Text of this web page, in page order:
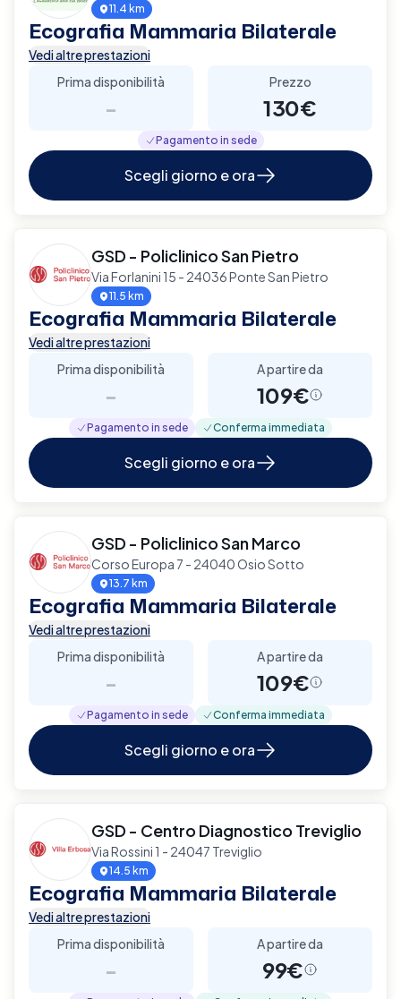
11.4 km
Ecografia Mammaria Bilaterale
Vedi altre prestazioni
Prima disponibilità
-
Prezzo
130€
Pagamento in sede
Scegli giorno e ora
GSD - Policlinico San Pietro
Via Forlanini 15 - 24036 Ponte San Pietro
11.5 km
Ecografia Mammaria Bilaterale
Vedi altre prestazioni
Prima disponibilità
-
A partire da
109€
Pagamento in sede Conferma immediata
Scegli giorno e ora
GSD - Policlinico San Marco
Corso Europa 7 - 24040 Osio Sotto
13.7 km
Ecografia Mammaria Bilaterale
Vedi altre prestazioni
Prima disponibilità
-
A partire da
109€
Pagamento in sede Conferma immediata
Scegli giorno e ora
GSD - Centro Diagnostico Treviglio
Via Rossini 1 - 24047 Treviglio
14.5 km
Ecografia Mammaria Bilaterale
Vedi altre prestazioni
Prima disponibilità
-
A partire da
99€